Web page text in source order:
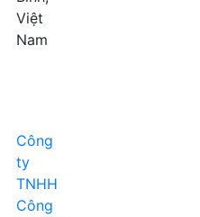
Việt
Nam
Công
ty
TNHH
Công